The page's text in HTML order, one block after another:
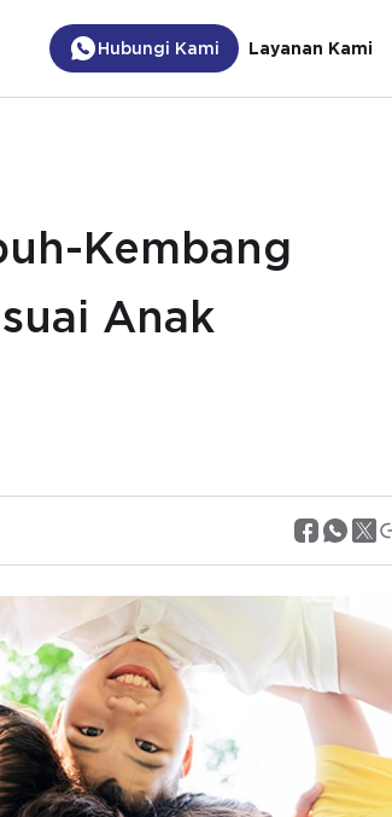
Hubungi Kami Layanan Kami
Kembang
Anak